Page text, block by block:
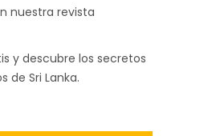
nuestra revista
y descubre los secretos
de Sri Lanka.